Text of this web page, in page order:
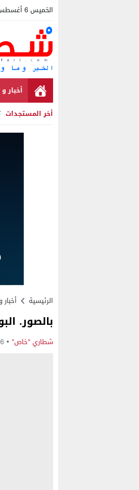
الخميس 6 أغسطس 2026 - 23:28 مساءً
أخبار
أخر المستجدات
الرئيسية أخبار
بالصور.
شطاري "خاص" 26